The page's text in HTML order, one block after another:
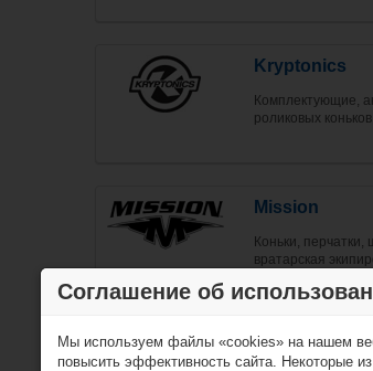
Kryptonics
Комплектующие,
роликовых
Mission
Коньки, перчатки,
вратарская
ProSharp
Соглашение об
Мы используем файлы «cookies» на нашем
повысить эффективность сайта. Некоторые